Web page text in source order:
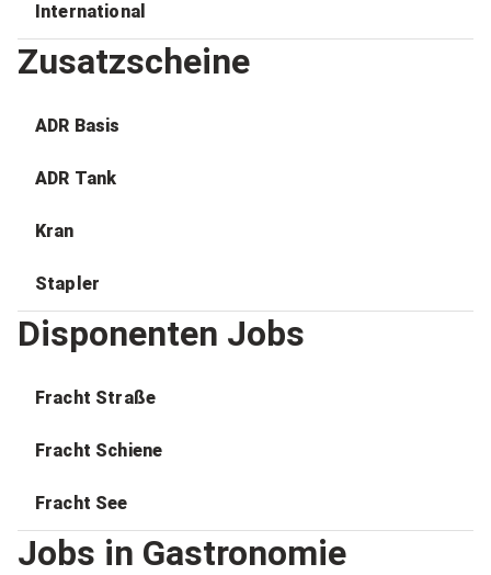
International
Zusatzscheine
ADR Basis
ADR Tank
Kran
Stapler
Disponenten Jobs
Fracht Straße
Fracht Schiene
Fracht See
Jobs in Gastronomie